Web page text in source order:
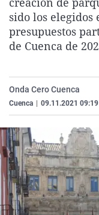
sido los elegidos
presupuestos
de Cuenca de
Onda Cero Cuenca
Cuenca 09.11.2021 09:19